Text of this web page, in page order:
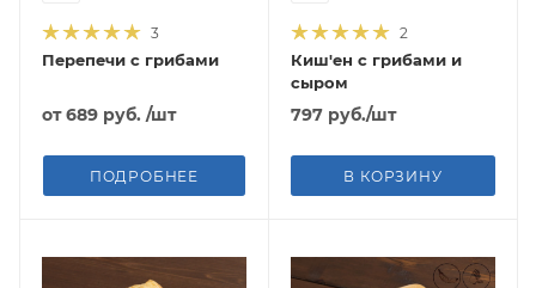
3
Перепечи с грибами
от689 руб. /шт
ПОДРОБНЕЕ
2
Киш'ен с грибами и
сыром
797 руб./шт
В КОРЗИНУ